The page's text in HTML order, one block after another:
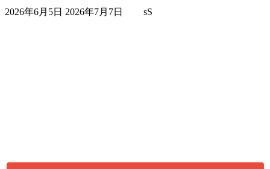
2026年6月5日 終
2026年7月7日 sS